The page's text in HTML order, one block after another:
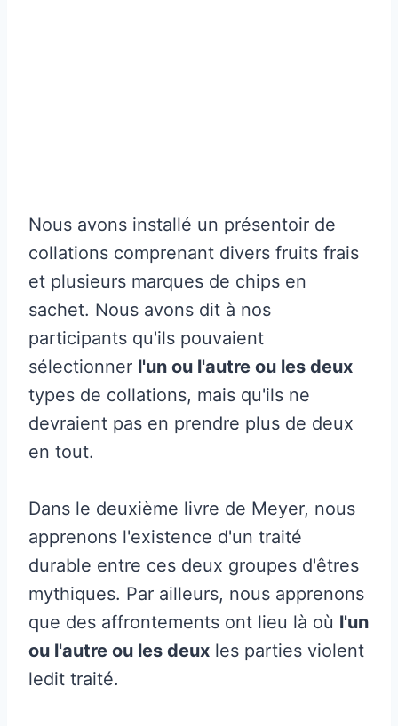
Nous avons installé un présentoir de
collations comprenant divers fruits frais
et plusieurs marques de chips en
sachet. Nous avons dit à nos
participants qu'ils pouvaient
sélectionner l'un ou l'autre ou les deux
types de collations, mais qu'ils ne
devraient pas en prendre plus de deux
en tout.
Dans le deuxième livre de Meyer, nous
apprenons l'existence d'un traité
durable entre ces deux groupes d'êtres
mythiques. Par ailleurs, nous apprenons
que des affrontements ont lieu là où l'un
ou l'autre ou les deux les parties violent
ledit traité.